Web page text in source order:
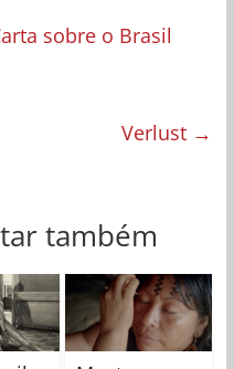
sobre o Brasil
Verlust →
também